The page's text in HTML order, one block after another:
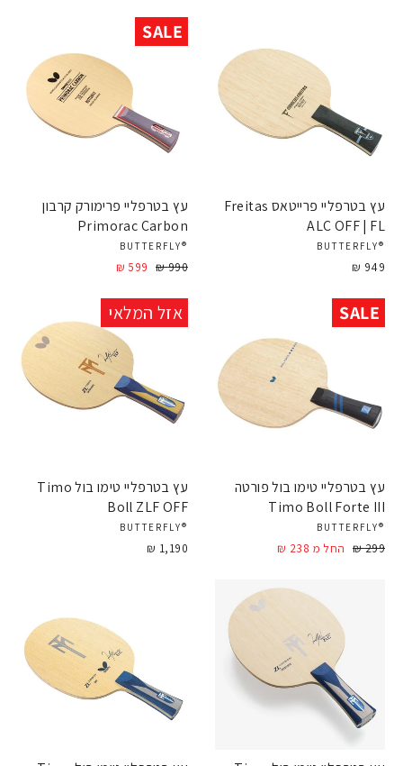
עץ בטרפליי פרייטאס Freitas
ALC OFF | FL
®BUTTERFLY
949 ₪
SALE
עץ בטרפליי פרימורק קרבון
Primorac Carbon
®BUTTERFLY
מחיר
990 ₪
מחיר
599 ₪
SALE
עץ בטרפליי טימו בול פורטה
Timo Boll Forte III
®BUTTERFLY
מחיר
299 ₪
מחיר
החל מ 238 ₪
אזל המלאי
עץ בטרפליי טימו בול Timo
Boll ZLF OFF
®BUTTERFLY
1,190 ₪